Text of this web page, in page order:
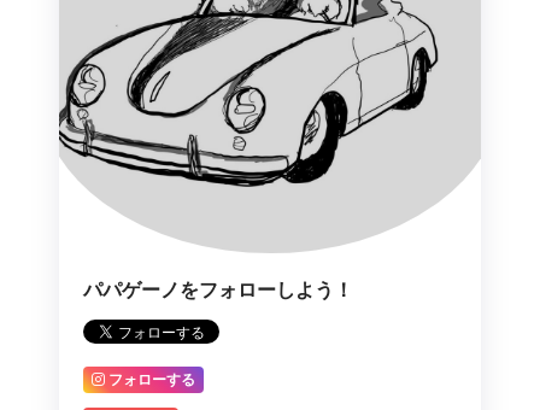
パパゲーノをフォローしよう！
フォローする